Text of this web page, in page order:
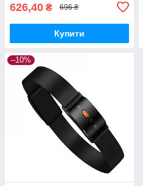
626,40 ₴ 696 ₴
Купити
–10%